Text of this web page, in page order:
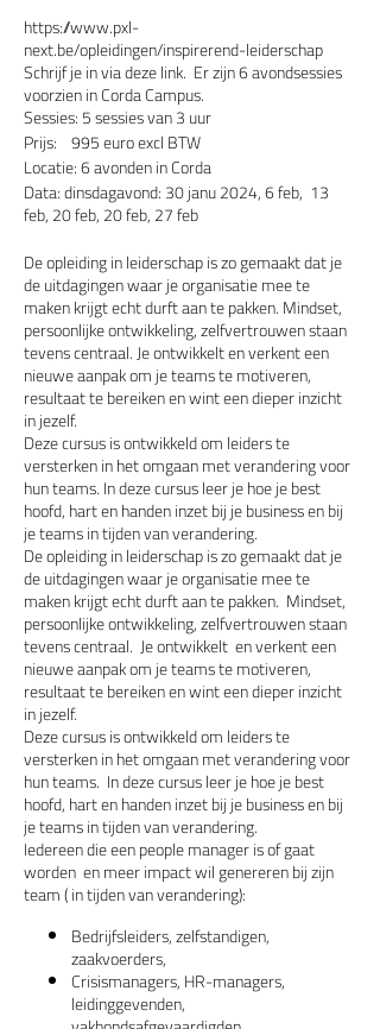
https://www.pxl-
next.be/opleidingen/inspirerend-leiderschap
Schrijf je in via deze link. Er zijn 6 avondsessies
voorzien in Corda Campus.
Sessies: 5 sessies van 3 uur​
Prijs: 995 euro ​​excl BTW
Locatie: 6 avonden in Corda​
Data: dinsdagavond: 30 janu 2024, 6 feb, 13
feb, 20 feb, 20 feb, 27 feb ​
De opleiding in leiderschap is zo gemaakt dat je
de uitdagingen waar je organisatie mee te
maken krijgt echt durft aan te pakken. Mindset,
persoonlijke ontwikkeling, zelfvertrouwen staan
tevens centraal. Je ontwikkelt en verkent een
nieuwe aanpak om je teams te motiveren,
resultaat te bereiken en wint een dieper inzicht
in jezelf.​
Deze cursus is ontwikkeld om leiders te
versterken in het omgaan met verandering voor
hun teams. In deze cursus leer je hoe je best
hoofd, hart en handen inzet bij je business en bij
je teams in tijden van verandering.
De opleiding in leiderschap is zo gemaakt dat je
de uitdagingen waar je organisatie mee te
maken krijgt echt durft aan te pakken. Mindset,
persoonlijke ontwikkeling, zelfvertrouwen staan
tevens centraal. Je ontwikkelt en verkent een
nieuwe aanpak om je teams te motiveren,
resultaat te bereiken en wint een dieper inzicht
in jezelf.​
Deze cursus is ontwikkeld om leiders te
versterken in het omgaan met verandering voor
hun teams. In deze cursus leer je hoe je best
hoofd, hart en handen inzet bij je business en bij
je teams in tijden van verandering.
Iedereen die een people manager is of gaat
worden en meer impact wil genereren bij zijn
team ( in tijden van verandering):
Bedrijfsleiders, zelfstandigen,
zaakvoerders, ​
Crisismanagers, HR-managers,
leidinggevenden,